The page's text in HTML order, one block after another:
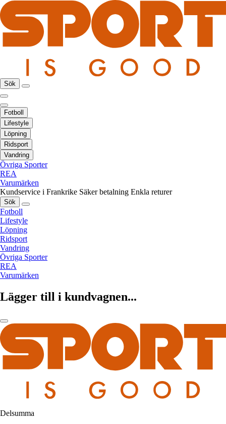
Sök
Fotboll
Lifestyle
Löpning
Ridsport
Vandring
Övriga Sporter
REA
Varumärken
Kundservice i Frankrike Säker betalning Enkla returer
Sök
Fotboll
Lifestyle
Löpning
Ridsport
Vandring
Övriga Sporter
REA
Varumärken
Lägger till i kundvagnen...
Delsumma